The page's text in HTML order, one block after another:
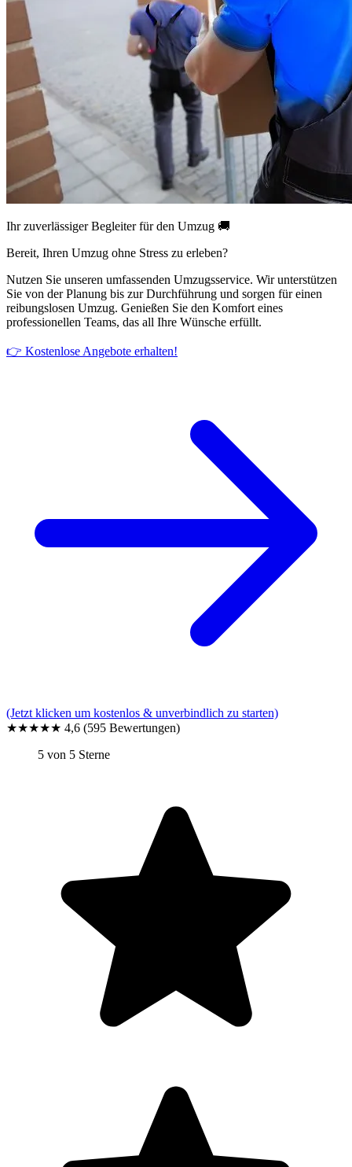
Ihr zuverlässiger Begleiter für den Umzug 🚚
Bereit, Ihren Umzug ohne Stress zu erleben?
Nutzen Sie unseren umfassenden Umzugsservice. Wir unterstützen
Sie von der Planung bis zur Durchführung und sorgen für einen
reibungslosen Umzug. Genießen Sie den Komfort eines
professionellen Teams, das all Ihre Wünsche erfüllt.
👉 Kostenlose Angebote erhalten!
(Jetzt klicken um kostenlos & unverbindlich zu starten)
★★★★★ 4,6 (595 Bewertungen)
5 von 5 Sterne